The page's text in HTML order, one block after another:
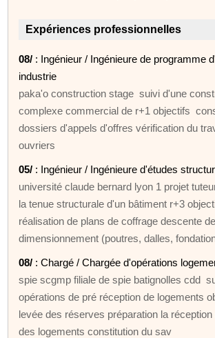
Expériences professionnelles
08/ : Ingénieur / Ingénieure de programme
industrie
paka'o construction stage suivi d'une
complexe commercial de r+1 objectifs
dossiers d'appels d'offres vérification du
ouvriers
05/ : Ingénieur / Ingénieure d'études
université claude bernard lyon 1 projet
la tenue structurale d'un bâtiment r+3
réalisation de plans de coffrage descente
dimensionnement (poutres, dalles,
08/ : Chargé / Chargée d'opérations
spie scgmp filiale de spie batignolles cdd
opérations de pré réception de logements
levée des réserves préparation la
des logements constitution du sav